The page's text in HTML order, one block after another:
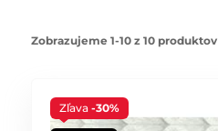
Zobrazujeme 1-10 z 10 produktov
Zľava -30%